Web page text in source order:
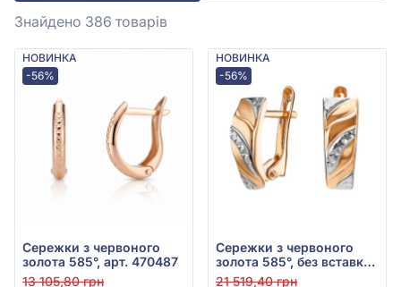
Знайдено 386 товарів
НОВИНКА
-56%
Сережки з червоного
золота 585°, арт. 470487
13 105,80 грн
НОВИНКА
-56%
Сережки з червоного
золота 585°, без вставки,
арт. 470466
21 519,40 грн